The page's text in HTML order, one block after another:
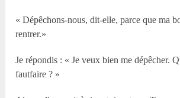
« Dépêchons-nous, dit-elle, parce que ma
rentrer.»
Je répondis : « Je veux bien me dépêcher.
fautfaire ? »